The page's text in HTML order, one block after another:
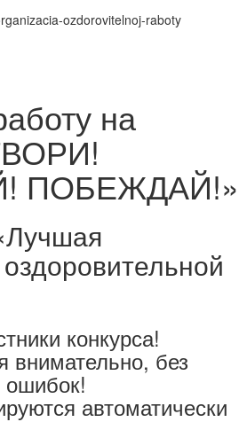
ozdorovitelnoj-raboty
на
ПОБЕЖДАЙ!»
конкурса!
внимательно, без
ошибок!
автоматически